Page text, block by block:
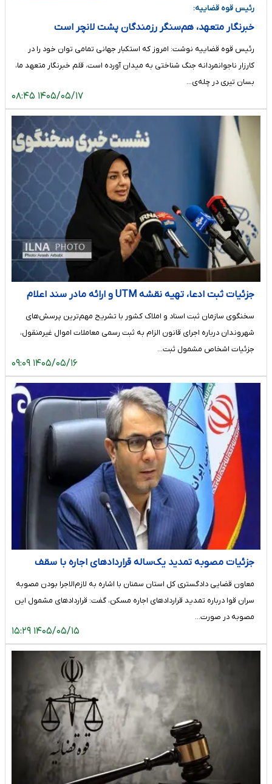
رئیس قوه قضاییه:
خبرنگار متعهد، هم‌سنگر رزمندگان پشت لانچر است
رئیس قوه قضاییه نوشت: امروز که استکبار جهانی تمامی توان خود را در
کارزار ناجوانمردانه جنگ شناختی به میدان آورده است، قلم خبرنگار متعهد ما،
بسان تیری در چله‌ی…
۱۴۰۵/۰۵/۱۷ ۰۸:۴۵
جزئیات ثبت ادعا، تهیه نقشه UTM و ارائه مادر سند اعلام
سخنگوی سازمان ثبت اسناد و املاک کشور با تشریح مهم‌ترین پرسش‌های
شهروندان درباره اجرای قانون الزام به ثبت رسمی معاملات اموال غیرمنقول،
جزئیات اشخاص مشمول ثبت…
۱۴۰۵/۰۵/۱۶ ۰۹:۰۹
جزئیات مصوبه تمدید یک‌ساله قرارداد‌های اجاره با سقف
معاون قضایی دادگستری کل استان سمنان با اشاره به لازم‌الاجرا بودن مصوبه
سران قوا درباره تمدید قرارداد‌های اجاره مسکن، گفت: قرارداد‌های مشمول این
مصوبه در صورت…
۱۴۰۵/۰۵/۱۵ ۱۵:۲۹